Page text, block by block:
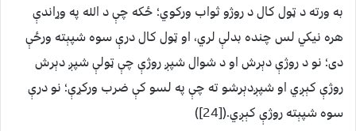
به ورته د ټول کال د روژو ثواب ورکوي؛ ځکه چې د الله په وړاندې
هره نيکي لس چنده بدلې لري، او ټول کال درې سوه شپېته ورځې
دی؛ نو د روژې دېرش او د شوال شپږ روژې چې ټولې شپږ دېرش
روژې کېږي او شپږدېرشو ته چې په لسو کې ضرب ورکړې؛ نو درې
سوه شپېته روژې کېږي.([24])